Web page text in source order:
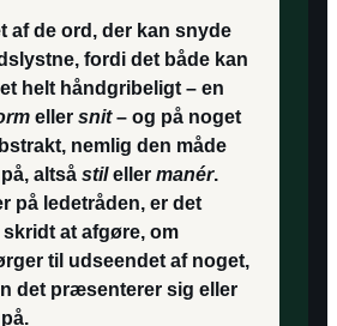
af de ord, der kan snyde
fordi det både kan
helt håndgribeligt – en
eller snit– og på noget
nemlig den måde
altså stileller manér.
på ledetråden, er det
at afgøre, om
til udseendet af noget,
det præsenterer sig eller